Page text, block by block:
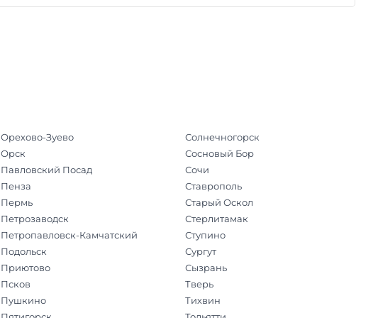
Орехово-Зуево
Орск
Павловский Посад
Пенза
Пермь
Петрозаводск
Петропавловск-Камчатский
Подольск
Приютово
Псков
Пушкино
Солнечногорск
Сосновый Бор
Сочи
Ставрополь
Старый Оскол
Стерлитамак
Ступино
Сургут
Сызрань
Тверь
Тихвин